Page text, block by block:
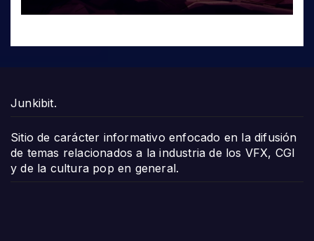
Junkibit.
Sitio de carácter informativo enfocado en la difusión
de temas relacionados a la industria de los VFX, CGI
y de la cultura pop en general.